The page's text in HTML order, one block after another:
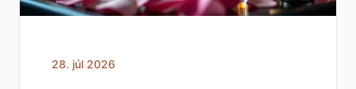
28. júl 2026